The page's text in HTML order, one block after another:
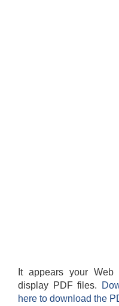
It appears your
display PDF files.
here to download the